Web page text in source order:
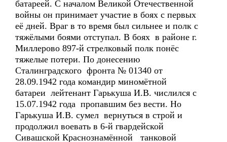
батареей. С началом Великой Отечественной
войны он принимает участие в боях с первых
её дней. Враг в то время был сильнее и полк с
тяжёлыми боями отступал. В боях в районе г.
Миллерово 897-й стрелковый полк понёс
тяжелые потери. По донесению
Сталинградского фронта № 01340 от
28.09.1942 года командир миномётной
батареи лейтенант Гарькуша И.В. числился с
15.07.1942 года пропавшим без вести. Но
Гарькуша И.В. сумел вернуться в строй и
продолжил воевать в 6-й гвардейской
Сивашской Краснознамённой танковой